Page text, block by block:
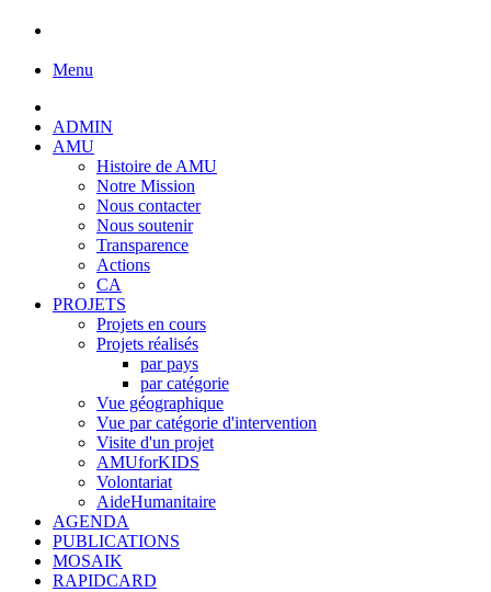
Menu
ADMIN
AMU
Histoire de AMU
Notre Mission
Nous contacter
Nous soutenir
Transparence
Actions
CA
PROJETS
Projets en cours
Projets réalisés
par pays
par catégorie
Vue géographique
Vue par catégorie d'intervention
Visite d'un projet
AMUforKIDS
Volontariat
AideHumanitaire
AGENDA
PUBLICATIONS
MOSAIK
RAPIDCARD